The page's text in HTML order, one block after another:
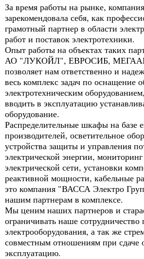
За время работы на рынке, компания
зарекомендовала себя, как
грамотный партнер в области
работ и поставок электротехники.
Опыт работы на объектах таких
АО "ЛУКОЙЛ", ЕВРОСИБ,
позволяет нам ответственно и
весь комплекс задач по оснащение
электротехническим
вводить в эксплуатацию
оборудование.
Распределительные шкафы на базе
производителей, осветительное
устройства защиты и управления
электрической энергии,
электрической сети, установки
реактивной мощности, кабельные
это компания "ВАССА Электро
нашим партнерам в комплексе.
Мы ценим наших партнеров и
ограничивать наше сотрудничество
электрооборудования, а так же
совместным отношениям при сдаче
эксплуатацию.